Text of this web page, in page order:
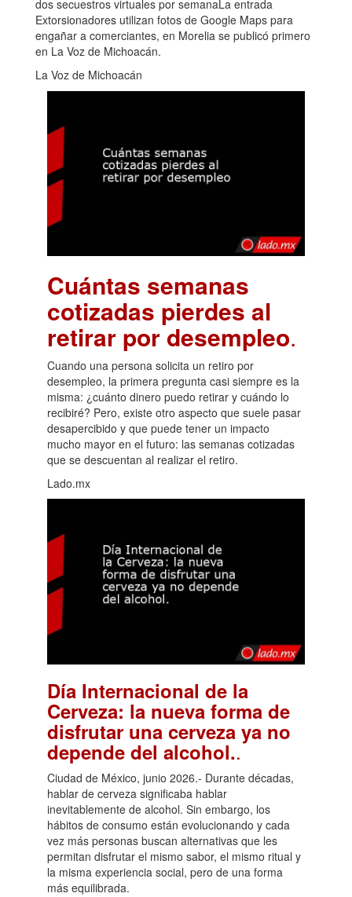
dos secuestros virtuales por semanaLa entrada
Extorsionadores utilizan fotos de Google Maps para
engañar a comerciantes, en Morelia se publicó primero
en La Voz de Michoacán.
La Voz de Michoacán
Cuántas semanas
cotizadas pierdes al
retirar por desempleo.
Cuando una persona solicita un retiro por
desempleo, la primera pregunta casi siempre es la
misma: ¿cuánto dinero puedo retirar y cuándo lo
recibiré? Pero, existe otro aspecto que suele pasar
desapercibido y que puede tener un impacto
mucho mayor en el futuro: las semanas cotizadas
que se descuentan al realizar el retiro.
Lado.mx
Día Internacional de la
Cerveza: la nueva forma de
disfrutar una cerveza ya no
depende del alcohol..
Ciudad de México, junio 2026.- Durante décadas,
hablar de cerveza significaba hablar
inevitablemente de alcohol. Sin embargo, los
hábitos de consumo están evolucionando y cada
vez más personas buscan alternativas que les
permitan disfrutar el mismo sabor, el mismo ritual y
la misma experiencia social, pero de una forma
más equilibrada.